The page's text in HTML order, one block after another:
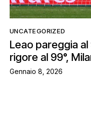
UNCATEGORIZED
Leao pareggia al
rigore al 99°,
Gennaio 8, 2026